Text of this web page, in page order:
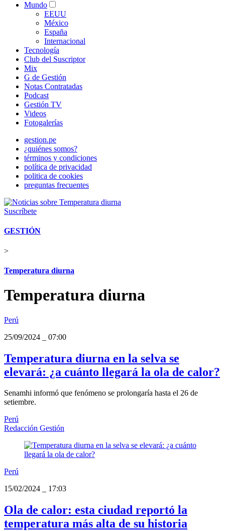
Mundo
EEUU
México
España
Internacional
Tecnología
Club del Suscriptor
Mix
G de Gestión
Notas Contratadas
Podcast
Gestión TV
Videos
Fotogalerías
gestion.pe
¿quiénes somos?
términos y condiciones
política de privacidad
politica de cookies
preguntas frecuentes
Suscríbete
GESTIÓN
>
Temperatura diurna
Temperatura diurna
Perú
25/09/2024
07:00
Temperatura diurna en la selva se
elevará: ¿a cuánto llegará la ola de calor?
Senamhi informó que fenómeno se prolongaría hasta el 26 de
setiembre.
Perú
Redacción Gestión
Perú
15/02/2024
17:03
Ola de calor: esta ciudad reportó la
temperatura más alta de su historia